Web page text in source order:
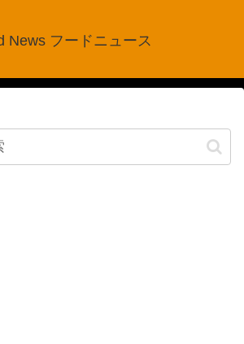
News フードニュース